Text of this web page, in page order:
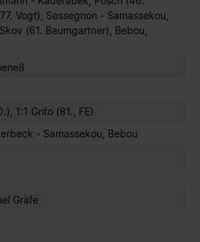
Vogt), Sessegnon - Samassekou,
(61. Baumgartner), Bebou,
1:1 Grifo (81., FE)
- Samassekou, Bebou
Gräfe